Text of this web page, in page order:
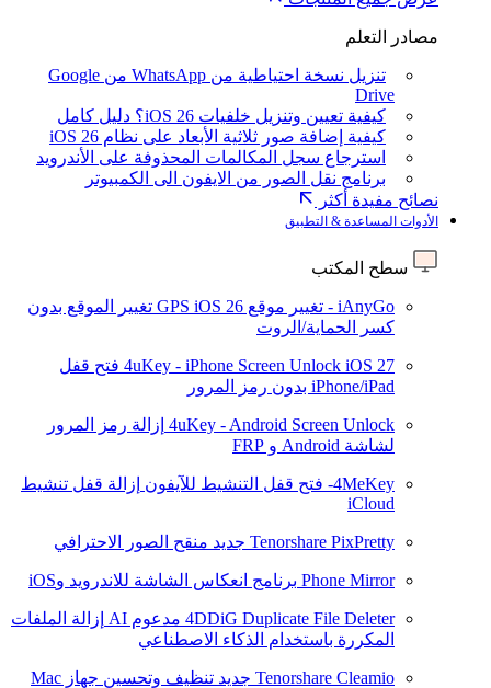
مصادر التعلم
تنزيل نسخة احتياطية من WhatsApp من Google
Drive
كيفية تعيين وتنزيل خلفيات iOS 26؟ دليل كامل
كيفية إضافة صور ثلاثية الأبعاد على نظام iOS 26
استرجاع سجل المكالمات المحذوفة على الأندرويد
برنامج نقل الصور من الايفون الى الكمبيوتر
نصائح مفيدة أكثر
الأدوات المساعدة & التطبيق
سطح المكتب
iAnyGo - تغيير موقع GPS iOS 26
تغيير الموقع بدون
كسر الحماية/الروت
4uKey - iPhone Screen Unlock iOS 27
فتح قفل
iPhone/iPad بدون رمز المرور
4uKey - Android Screen Unlock إزالة رمز المرور
لشاشة Android و FRP
4MeKey- فتح قفل التنشيط للآيفون
إزالة قفل تنشيط
iCloud
Tenorshare PixPretty جديد منقح الصور الاحترافي
Phone Mirror برنامج انعكاس الشاشة للاندرويد وiOS
4DDiG Duplicate File Deleter مدعوم AI
إزالة الملفات
المكررة باستخدام الذكاء الاصطناعي
Tenorshare Cleamio جديد
تنظيف وتحسين جهاز Mac